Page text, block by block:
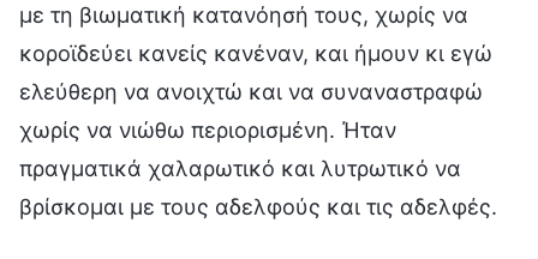
με τη βιωματική κατανόησή τους, χωρίς να
κοροϊδεύει κανείς κανέναν, και ήμουν κι εγώ
ελεύθερη να ανοιχτώ και να συναναστραφώ
χωρίς να νιώθω περιορισμένη. Ήταν
πραγματικά χαλαρωτικό και λυτρωτικό να
βρίσκομαι με τους αδελφούς και τις αδελφές.